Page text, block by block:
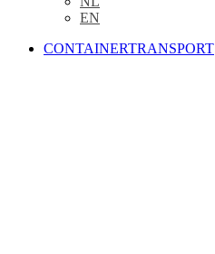
EN
CONTAINERTRANSPORT